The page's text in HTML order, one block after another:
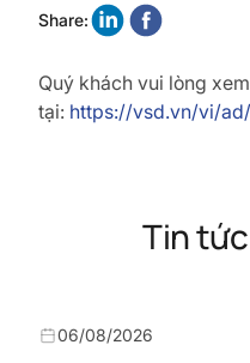
Share:
Quý khách vui lòng
tại: https://vsd.vn/vi/
Tin
06/08/2026